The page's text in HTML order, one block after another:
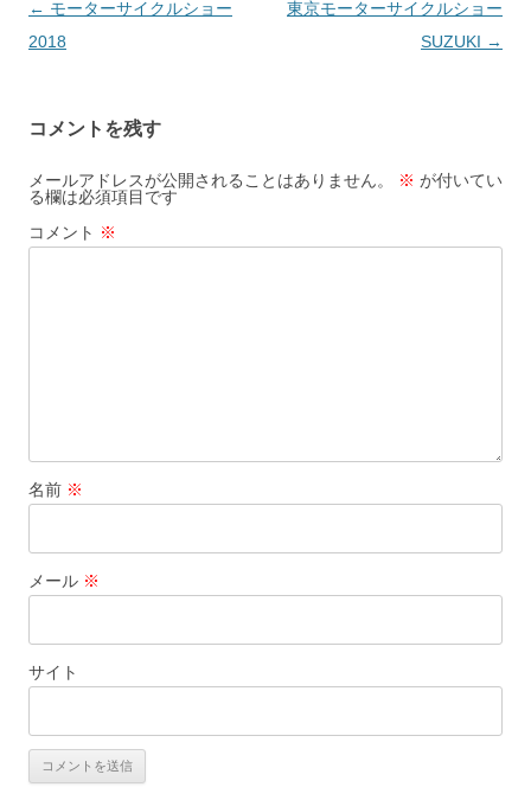
投
稿
ゲ
ー
シ
ョ
← モーターサイクルショー
2018
東京モーターサイクルショー
SUZUKI →
コメントを残す
メールアドレスが公開されることはありません。 ※ が付いてい
る欄は必須項目です
コメント ※
名前 ※
メール ※
サイト